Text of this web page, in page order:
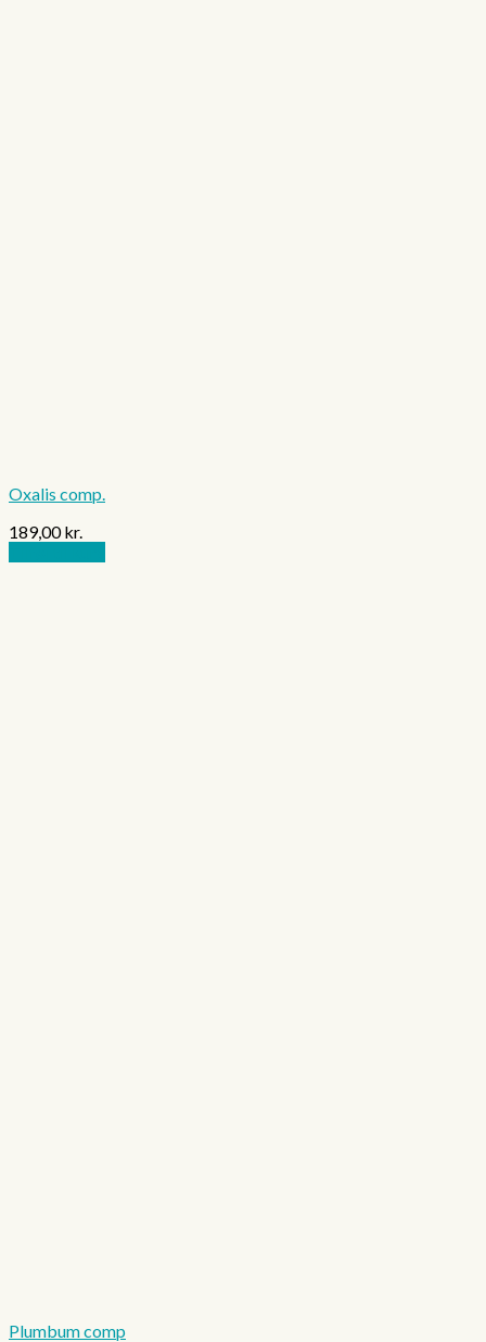
Oxalis comp.
189,00kr.
Plumbum comp